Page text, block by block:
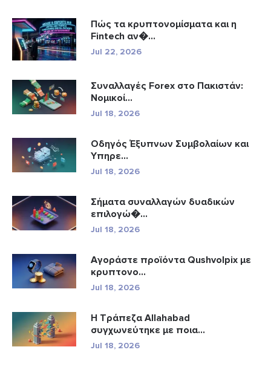
Πώς τα κρυπτονομίσματα και η
Fintech αν�...
Jul 22, 2026
Συναλλαγές Forex στο Πακιστάν:
Νομικοί...
Jul 18, 2026
Οδηγός Έξυπνων Συμβολαίων και
Υπηρε...
Jul 18, 2026
Σήματα συναλλαγών δυαδικών
επιλογώ�...
Jul 18, 2026
Αγοράστε προϊόντα Qushvolpix με
κρυπτονο...
Jul 18, 2026
Η Τράπεζα Allahabad
συγχωνεύτηκε με ποια...
Jul 18, 2026